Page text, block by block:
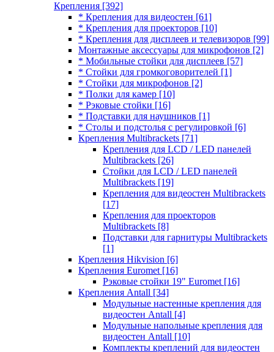
Крепления [392]
* Крепления для видеостен [61]
* Крепления для проекторов [10]
* Крепления для дисплеев и телевизоров [99]
Монтажные аксессуары для микрофонов [2]
* Мобильные стойки для дисплеев [57]
* Стойки для громкоговорителей [1]
* Стойки для микрофонов [2]
* Полки для камер [10]
* Рэковые стойки [16]
* Подставки для наушников [1]
* Столы и подстолья с регулировкой [6]
Крепления Multibrackets [71]
Крепления для LCD / LED панелей
Multibrackets [26]
Стойки для LCD / LED панелей
Multibrackets [19]
Крепления для видеостен Multibrackets
[17]
Крепления для проекторов
Multibrackets [8]
Подставки для гарнитуры Multibrackets
[1]
Крепления Hikvision [6]
Крепления Euromet [16]
Рэковые стойки 19" Euromet [16]
Крепления Antall [34]
Модульные настенные крепления для
видеостен Antall [4]
Модульные напольные крепления для
видеостен Antall [10]
Комплекты креплений для видеостен